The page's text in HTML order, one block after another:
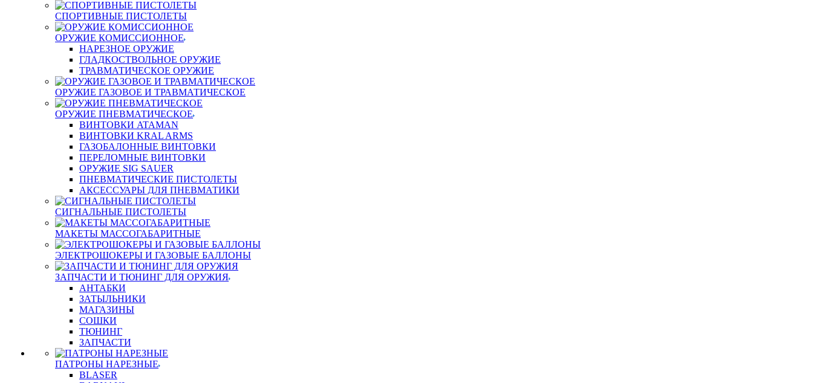
СПОРТИВНЫЕ ПИСТОЛЕТЫ
ОРУЖИЕ КОМИССИОННОЕ
НАРЕЗНОЕ ОРУЖИЕ
ГЛАДКОСТВОЛЬНОЕ ОРУЖИЕ
ТРАВМАТИЧЕСКОЕ ОРУЖИЕ
ОРУЖИЕ ГАЗОВОЕ И ТРАВМАТИЧЕСКОЕ
ОРУЖИЕ ПНЕВМАТИЧЕСКОЕ
ВИНТОВКИ ATAMAN
ВИНТОВКИ KRAL ARMS
ГАЗОБАЛОННЫЕ ВИНТОВКИ
ПЕРЕЛОМНЫЕ ВИНТОВКИ
ОРУЖИЕ SIG SAUER
ПНЕВМАТИЧЕСКИЕ ПИСТОЛЕТЫ
АКСЕССУАРЫ ДЛЯ ПНЕВМАТИКИ
СИГНАЛЬНЫЕ ПИСТОЛЕТЫ
МАКЕТЫ МАССОГАБАРИТНЫЕ
ЭЛЕКТРОШОКЕРЫ И ГАЗОВЫЕ БАЛЛОНЫ
ЗАПЧАСТИ И ТЮНИНГ ДЛЯ ОРУЖИЯ
АНТАБКИ
ЗАТЫЛЬНИКИ
МАГАЗИНЫ
СОШКИ
ТЮНИНГ
ЗАПЧАСТИ
ПАТРОНЫ НАРЕЗНЫЕ
BLASER